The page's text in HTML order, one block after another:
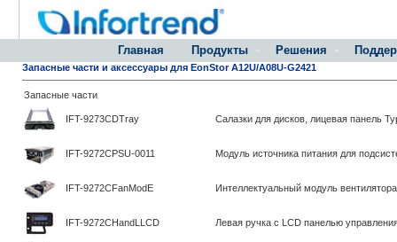
Главная Продукты Решения
Запасные части и аксессуары для EonStor A12U/A08U-G2421
Запасные части
IFT-9273CDTray Салазки для дисков, лицевая панель
IFT-9272CPSU-0011 Модуль источника питания для
IFT-9272CFanModE Интеллектуальный модуль
IFT-9272CHandLLCD Левая ручка с LCD панелью